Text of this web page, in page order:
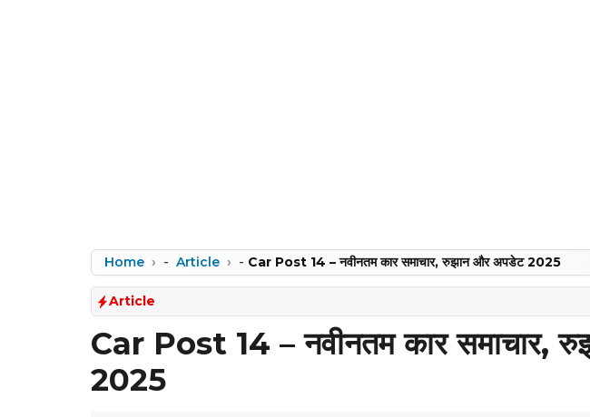
Home - Article - Car Post 14 – नवीनतम कार समाचार, रुझान और अपडेट 2025
Article
Car Post 14 – नवीनतम कार समाचार,
2025